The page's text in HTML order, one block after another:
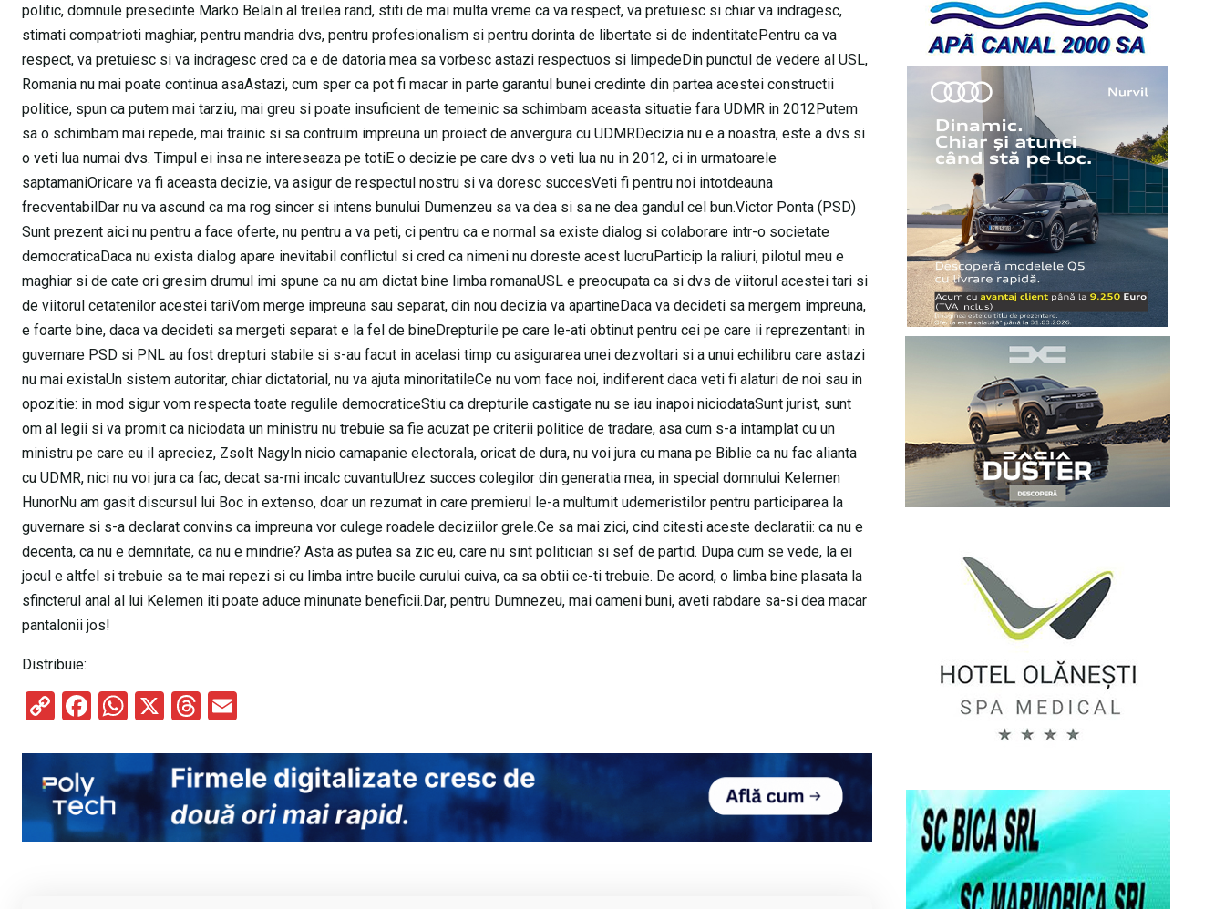
politic, domnule presedinte Marko BelaIn al treilea rand, stiti de mai multa vreme ca va respect, va pretuiesc si chiar va indragesc,
stimati compatrioti maghiar, pentru mandria dvs, pentru profesionalism si pentru dorinta de libertate si de indentitatePentru ca va
respect, va pretuiesc si va indragesc cred ca e de datoria mea sa vorbesc astazi respectuos si limpedeDin punctul de vedere al USL,
Romania nu mai poate continua asaAstazi, cum sper ca pot fi macar in parte garantul bunei credinte din partea acestei constructii
politice, spun ca putem mai tarziu, mai greu si poate insuficient de temeinic sa schimbam aceasta situatie fara UDMR in 2012Putem
sa o schimbam mai repede, mai trainic si sa contruim impreuna un proiect de anvergura cu UDMRDecizia nu e a noastra, este a dvs si
o veti lua numai dvs. Timpul ei insa ne intereseaza pe totiE o decizie pe care dvs o veti lua nu in 2012, ci in urmatoarele
saptamaniOricare va fi aceasta decizie, va asigur de respectul nostru si va doresc succesVeti fi pentru noi intotdeauna
frecventabilDar nu va ascund ca ma rog sincer si intens bunului Dumenzeu sa va dea si sa ne dea gandul cel bun.Victor Ponta (PSD)
Sunt prezent aici nu pentru a face oferte, nu pentru a va peti, ci pentru ca e normal sa existe dialog si colaborare intr-o societate
democraticaDaca nu exista dialog apare inevitabil conflictul si cred ca nimeni nu doreste acest lucruParticip la raliuri, pilotul meu e
maghiar si de cate ori gresim drumul imi spune ca nu am dictat bine limba romanaUSL e preocupata ca si dvs de viitorul acestei tari si
de viitorul cetatenilor acestei tariVom merge impreuna sau separat, din nou decizia va apartineDaca va decideti sa mergem impreuna,
e foarte bine, daca va decideti sa mergeti separat e la fel de bineDrepturile pe care le-ati obtinut pentru cei pe care ii reprezentanti in
guvernare PSD si PNL au fost drepturi stabile si s-au facut in acelasi timp cu asigurarea unei dezvoltari si a unui echilibru care astazi
nu mai existaUn sistem autoritar, chiar dictatorial, nu va ajuta minoritatileCe nu vom face noi, indiferent daca veti fi alaturi de noi sau in
opozitie: in mod sigur vom respecta toate regulile democraticeStiu ca drepturile castigate nu se iau inapoi niciodataSunt jurist, sunt
om al legii si va promit ca niciodata un ministru nu trebuie sa fie acuzat pe criterii politice de tradare, asa cum s-a intamplat cu un
ministru pe care eu il apreciez, Zsolt NagyIn nicio camapanie electorala, oricat de dura, nu voi jura cu mana pe Biblie ca nu fac alianta
cu UDMR, nici nu voi jura ca fac, decat sa-mi incalc cuvantulUrez succes colegilor din generatia mea, in special domnului Kelemen
HunorNu am gasit discursul lui Boc in extenso, doar un rezumat in care premierul le-a multumit udemeristilor pentru participarea la
guvernare si s-a declarat convins ca impreuna vor culege roadele deciziilor grele.Ce sa mai zici, cind citesti aceste declaratii: ca nu e
decenta, ca nu e demnitate, ca nu e mindrie? Asta as putea sa zic eu, care nu sint politician si sef de partid. Dupa cum se vede, la ei
jocul e altfel si trebuie sa te mai repezi si cu limba intre bucile curului cuiva, ca sa obtii ce-ti trebuie. De acord, o limba bine plasata la
sfincterul anal al lui Kelemen iti poate aduce minunate beneficii.Dar, pentru Dumnezeu, mai oameni buni, aveti rabdare sa-si dea macar
pantalonii jos!
Distribuie:
C
py
Li
n
k
F
ce
b
o
o
W
at
s
A
p
X
T
e
a
d
s
ail